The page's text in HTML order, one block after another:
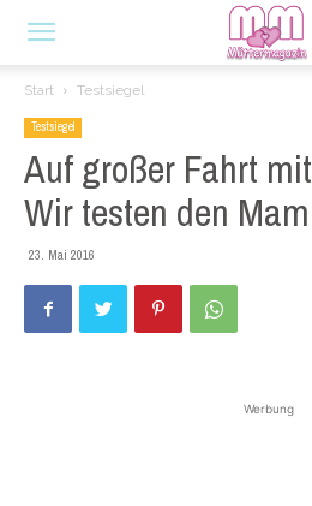
Start Testsiegel
Testsiegel
Auf großer Fahrt
Wir testen den
23. Mai 2016
Werbung